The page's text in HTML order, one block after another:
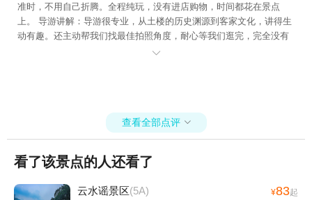
准时，不用自己折腾。全程纯玩，没有进店购物，时间都花在景点
上。 导游讲解：导游很专业，从土楼的历史渊源到客家文化，讲得生
动有趣。还主动帮我们找最佳拍照角度，耐心等我们逛完，完全没有
催人赶路的感觉。 车型舒适：坐的是9座商务车，空间宽敞，座椅舒

查看全部点评 
看了该景点的人还看了
云水谣景区(5A) ¥83起